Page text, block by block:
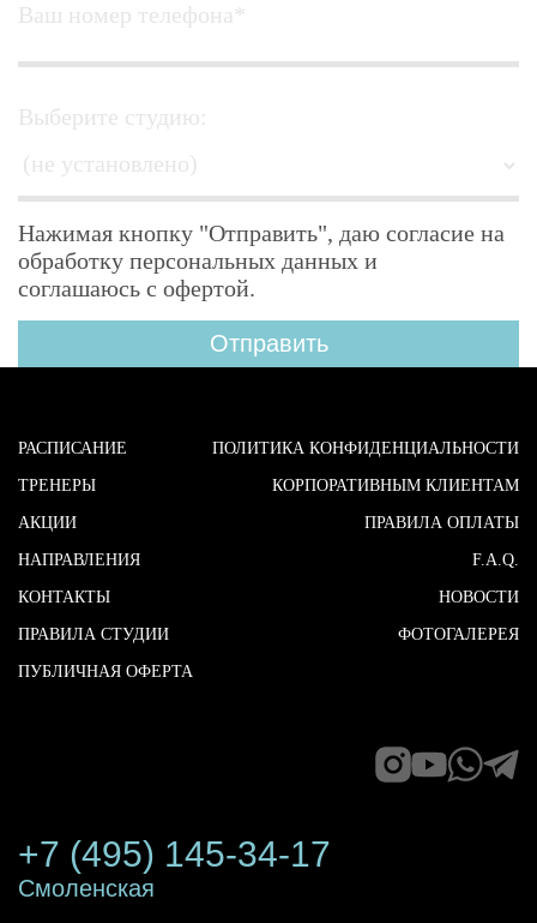
Ваш номер телефона*
Выберите студию:
Нажимая кнопку "Отправить", даю согласие на
обработку персональных данных и
соглашаюсь с офертой.
РАСПИСАНИЕ
ТРЕНЕРЫ
АКЦИИ
НАПРАВЛЕНИЯ
КОНТАКТЫ
ПРАВИЛА СТУДИИ
ПУБЛИЧНАЯ ОФЕРТА
ПОЛИТИКА КОНФИДЕНЦИАЛЬНОСТИ
КОРПОРАТИВНЫМ КЛИЕНТАМ
ПРАВИЛА ОПЛАТЫ
F.A.Q.
НОВОСТИ
ФОТОГАЛЕРЕЯ
+7 (495) 145-34-17
Смоленская